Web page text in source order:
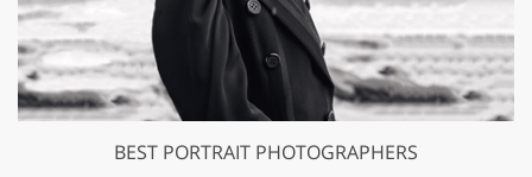
BEST PORTRAIT PHOTOGRAPHERS